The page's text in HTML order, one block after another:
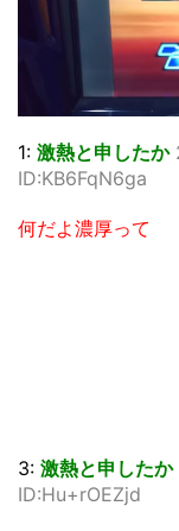
1: 激熱と申したか
ID:KB6FqN6ga
何だよ濃厚って
3: 激熱と申したか
ID:Hu+rOEZjd